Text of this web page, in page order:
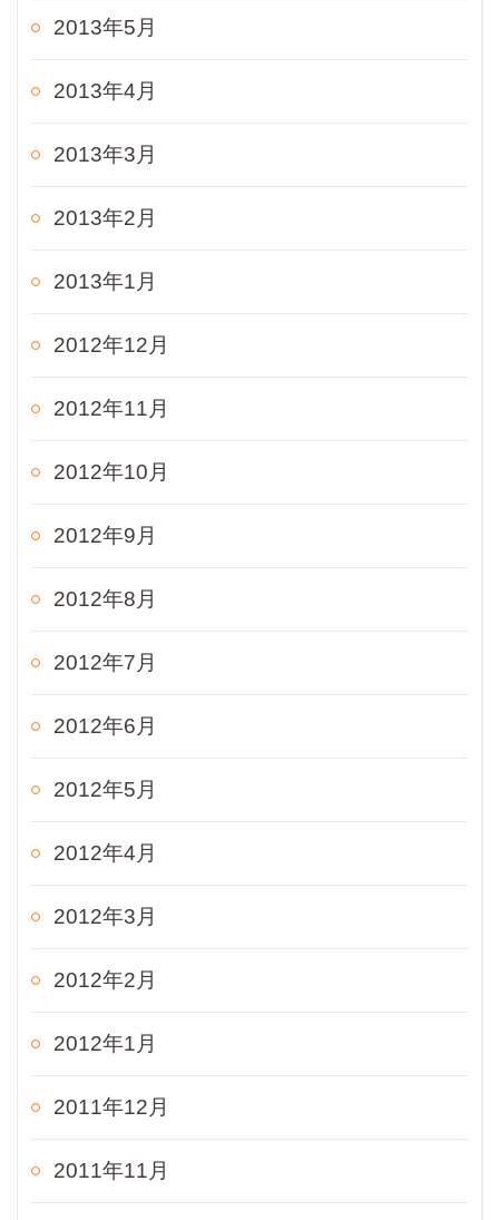
2013年5月
2013年4月
2013年3月
2013年2月
2013年1月
2012年12月
2012年11月
2012年10月
2012年9月
2012年8月
2012年7月
2012年6月
2012年5月
2012年4月
2012年3月
2012年2月
2012年1月
2011年12月
2011年11月